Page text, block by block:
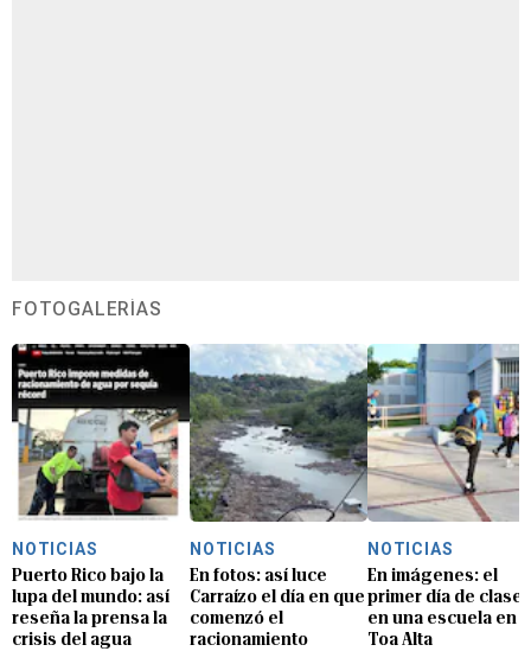
FOTOGALERÍAS
NOTICIAS
Puerto Rico bajo la
lupa del mundo: así
reseña la prensa la
crisis del agua
NOTICIAS
En fotos: así luce
Carraízo el día en que
comenzó el
racionamiento
NOTICIAS
En imágenes: el
primer día de clases
en una escuela en
Toa Alta